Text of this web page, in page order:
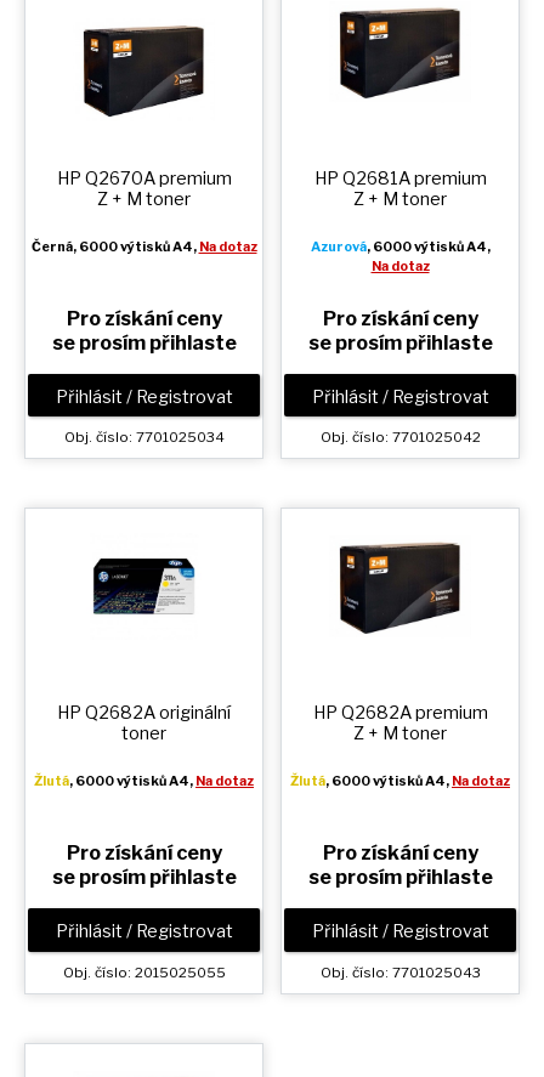
HP Q2670A premium
Z + M toner
Černá, 6000 výtisků A4, Na dotaz
Pro získání ceny
se prosím přihlaste
Přihlásit / Registrovat
Obj. číslo: 7701025034
HP Q2681A premium
Z + M toner
Azurová, 6000 výtisků A4,
Na dotaz
Pro získání ceny
se prosím přihlaste
Přihlásit / Registrovat
Obj. číslo: 7701025042
HP Q2682A originální
toner
Žlutá, 6000 výtisků A4, Na dotaz
Pro získání ceny
se prosím přihlaste
Přihlásit / Registrovat
Obj. číslo: 2015025055
HP Q2682A premium
Z + M toner
Žlutá, 6000 výtisků A4, Na dotaz
Pro získání ceny
se prosím přihlaste
Přihlásit / Registrovat
Obj. číslo: 7701025043